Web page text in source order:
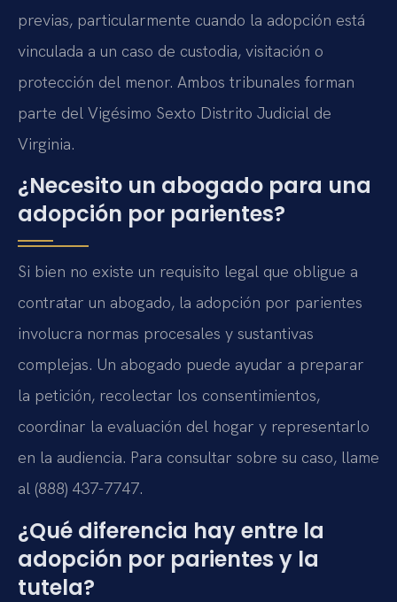
previas, particularmente cuando la adopción está
vinculada a un caso de custodia, visitación o
protección del menor. Ambos tribunales forman
parte del Vigésimo Sexto Distrito Judicial de
Virginia.
¿Necesito un abogado para una
adopción por parientes?
Si bien no existe un requisito legal que obligue a
contratar un abogado, la adopción por parientes
involucra normas procesales y sustantivas
complejas. Un abogado puede ayudar a preparar
la petición, recolectar los consentimientos,
coordinar la evaluación del hogar y representarlo
en la audiencia. Para consultar sobre su caso, llame
al (888) 437-7747.
¿Qué diferencia hay entre la
adopción por parientes y la
tutela?